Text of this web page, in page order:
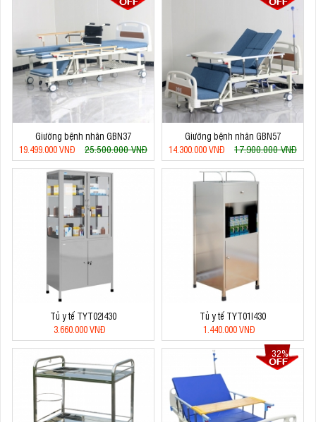
Giường bệnh nhân GBN37
19.499.000 VNĐ
25.500.000 VNĐ
Giường bệnh nhân GBN57
14.300.000 VNĐ
17.900.000 VNĐ
Tủ y tế TYT02I430
3.660.000 VNĐ
Tủ y tế TYT01I430
1.440.000 VNĐ
32%